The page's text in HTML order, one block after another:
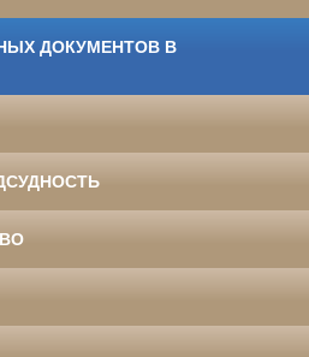
ДОКУМЕНТОВ В